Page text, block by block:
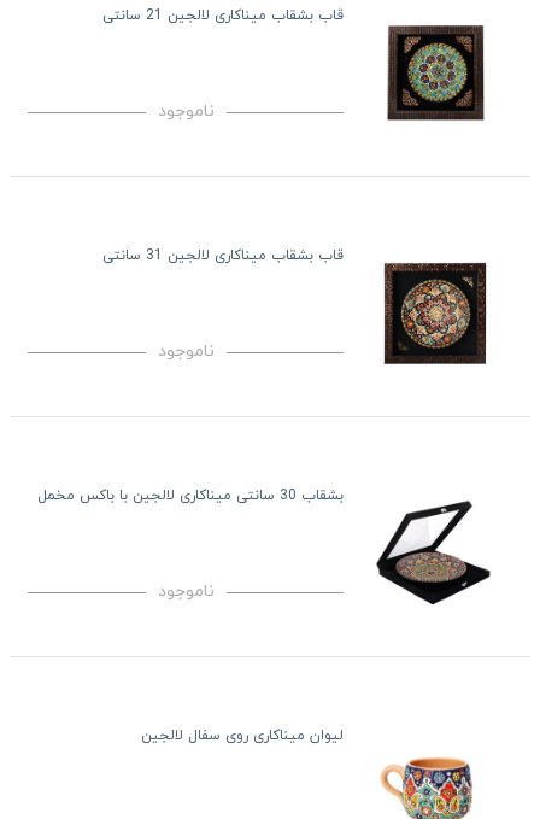
قاب بشقاب میناکاری لالجین 21 سانتی
ناموجود
قاب بشقاب میناکاری لالجین 31 سانتی
ناموجود
بشقاب 30 سانتی میناکاری لالجین با باکس مخمل
ناموجود
لیوان میناکاری روی سفال لالجین